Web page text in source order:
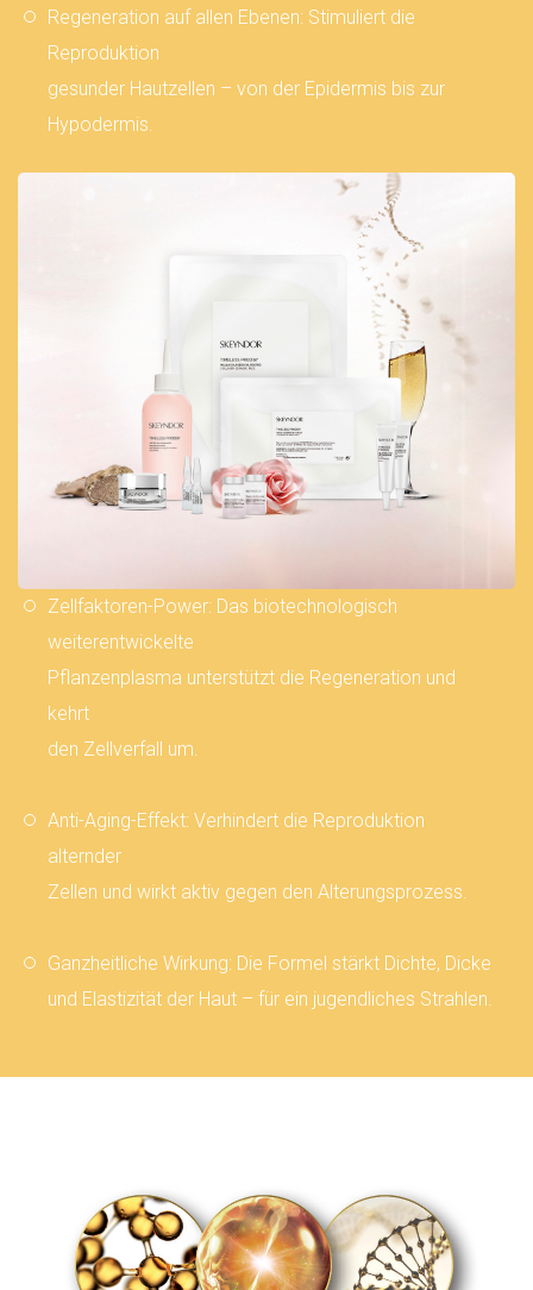
Regeneration auf allen Ebenen: Stimuliert die
Reproduktion
gesunder Hautzellen – von der Epidermis bis zur
Hypodermis.
Zellfaktoren-Power: Das biotechnologisch
weiterentwickelte
Pflanzenplasma unterstützt die Regeneration und
kehrt
den Zellverfall um.
Anti-Aging-Effekt: Verhindert die Reproduktion
alternder
Zellen und wirkt aktiv gegen den Alterungsprozess.
Ganzheitliche Wirkung: Die Formel stärkt Dichte, Dicke
und Elastizität der Haut – für ein jugendliches Strahlen.